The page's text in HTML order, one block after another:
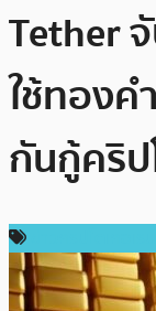
Tether
ใช้ทองค
กันกู้คริป